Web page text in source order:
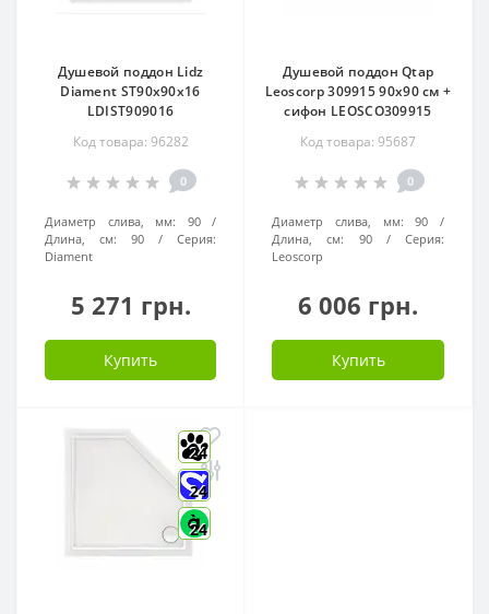
Душевой поддон Lidz
Diament ST90x90x16
LDIST909016
Код товара: 96282
0
Диаметр слива, мм:
90
Длина, см:
90
Серия:
Diament
5 271 грн.
Купить
Душевой поддон Qtap
Leoscorp 309915 90х90 см +
сифон LEOSCO309915
Код товара: 95687
0
Диаметр слива, мм:
90
Длина, см:
90
Серия:
Leoscorp
6 006 грн.
Купить
24
24
24